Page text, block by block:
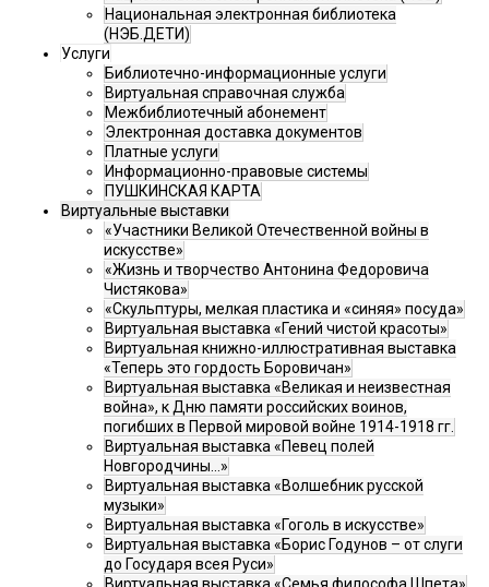
Национальная электронная библиотека
(НЭБ.ДЕТИ)
Услуги
Библиотечно-информационные услуги
Виртуальная справочная служба
Межбиблиотечный абонемент
Электронная доставка документов
Платные услуги
Информационно-правовые системы
ПУШКИНСКАЯ КАРТА
Виртуальные выставки
«Участники Великой Отечественной войны в
искусстве»
«Жизнь и творчество Антонина Федоровича
Чистякова»
«Скульптуры, мелкая пластика и «синяя» посуда»
Виртуальная выставка «Гений чистой красоты»
Виртуальная книжно-иллюстративная выставка
«Теперь это гордость Боровичан»
Виртуальная выставка «Великая и неизвестная
война», к Дню памяти российских воинов,
погибших в Первой мировой войне 1914-1918 гг.
Виртуальная выставка «Певец полей
Новгородчины…»
Виртуальная выставка «Волшебник русской
музыки»
Виртуальная выставка «Гоголь в искусстве»
Виртуальная выставка «Борис Годунов – от слуги
до Государя всея Руси»